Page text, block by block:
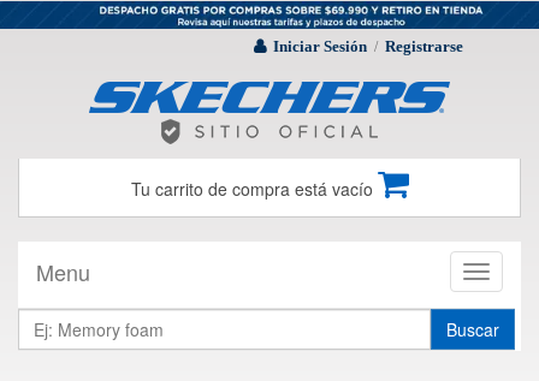
Iniciar Sesión / Registrarse
Tu carrito de compra está vacío
Toggle
Menu
Buscar